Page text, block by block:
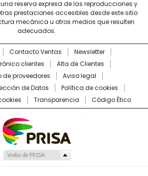
una reserva expresa de las reproducciones y
prestaciones accesibles desde este sitio
mecánica u otros medios que resulten
adecuados.
Contacto Ventas
Newsletter
clientes
Alta de Clientes
de proveedores
Aviso legal
de Datos
Política de cookies
Transparencia Código Ético